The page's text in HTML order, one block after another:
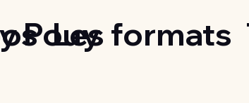
Pouy
Les formats